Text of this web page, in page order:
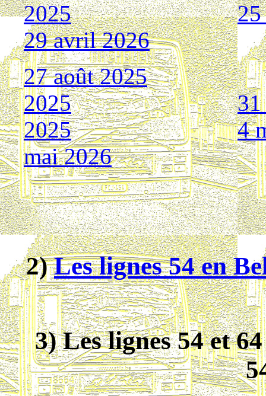
2025
29 avril 2026
27 août 2025
2025
31
2025
4
mai 2026
2)Les lignes 54 en
3) Les lignes 54 et